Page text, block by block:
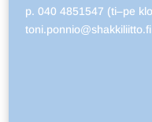
p. 040 4851547 (ti–pe
toni.ponnio@shakkiliitto.fi